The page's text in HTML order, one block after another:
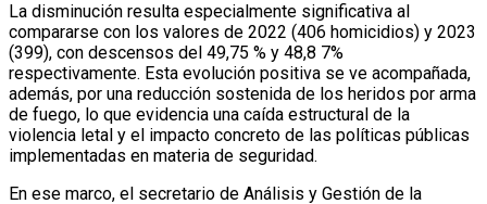
La disminución resulta especialmente significativa al
compararse con los valores de 2022 (406 homicidios) y 2023
(399), con descensos del 49,75 % y 48,8 7%
respectivamente. Esta evolución positiva se ve acompañada,
además, por una reducción sostenida de los heridos por arma
de fuego, lo que evidencia una caída estructural de la
violencia letal y el impacto concreto de las políticas públicas
implementadas en materia de seguridad.
En ese marco, el secretario de Análisis y Gestión de la